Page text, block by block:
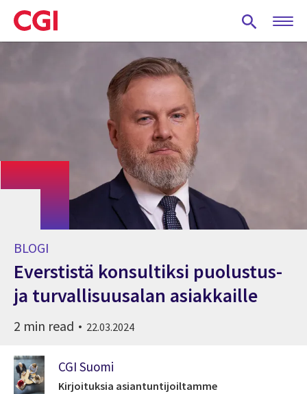
Skip
to
main
BLOGI
Everstistä konsultiksi puolustus-
ja turvallisuusalan asiakkaille
2 min read 22.03.2024
CGI Suomi
Kirjoituksia asiantuntijoiltamme